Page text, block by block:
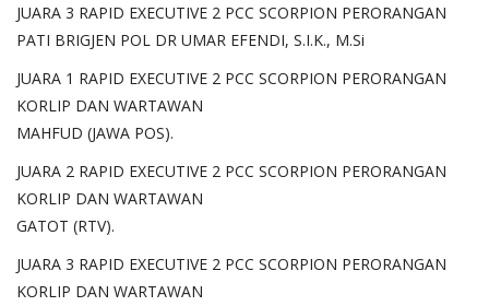
JUARA 3 RAPID EXECUTIVE 2 PCC SCORPION PERORANGAN
PATI BRIGJEN POL DR UMAR EFENDI, S.I.K., M.Si
JUARA 1 RAPID EXECUTIVE 2 PCC SCORPION PERORANGAN
KORLIP DAN WARTAWAN
MAHFUD (JAWA POS).
JUARA 2 RAPID EXECUTIVE 2 PCC SCORPION PERORANGAN
KORLIP DAN WARTAWAN
GATOT (RTV).
JUARA 3 RAPID EXECUTIVE 2 PCC SCORPION PERORANGAN
KORLIP DAN WARTAWAN